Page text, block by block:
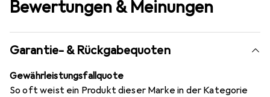
Bewertungen & Meinungen
Garantie- & Rückgabequoten
Gewährleistungsfallquote
So oft weist ein Produkt dieser Marke in der Kategorie